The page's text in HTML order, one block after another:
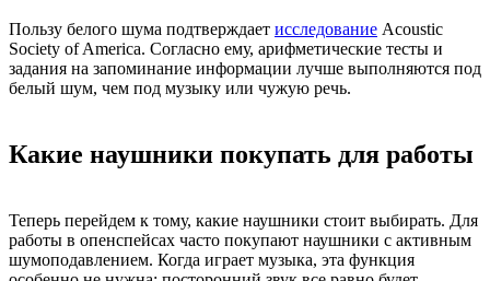
Пользу белого шума подтверждает исследование Acoustic
Society of America. Согласно ему, арифметические тесты и
задания на запоминание информации лучше выполняются под
белый шум, чем под музыку или чужую речь.
Какие наушники покупать для работы
Теперь перейдем к тому, какие наушники стоит выбирать. Для
работы в опенспейсах часто покупают наушники с активным
шумоподавлением. Когда играет музыка, эта функция